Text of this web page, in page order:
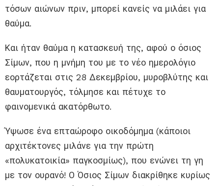
τόσων αιώνων πριν, μπορεί κανείς να μιλάει για
θαύμα.
Και ήταν θαύμα η κατασκευή της, αφού ο όσιος
Σίμων, που η μνήμη του με το νέο ημερολόγιο
εορτάζεται στις 28 Δεκεμβρίου, μυροβλύτης και
θαυματουργός, τόλμησε και πέτυχε το
φαινομενικά ακατόρθωτο.
Ύψωσε ένα επταώροφο οικοδόμημα (κάποιοι
αρχιτέκτονες μιλάνε για την πρώτη
«πολυκατοικία» παγκοσμίως), που ενώνει τη γη
με τον ουρανό! Ο Όσιος Σίμων διακρίθηκε κυρίως